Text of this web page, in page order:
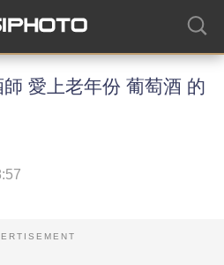
愛上老年份 葡萄酒 的